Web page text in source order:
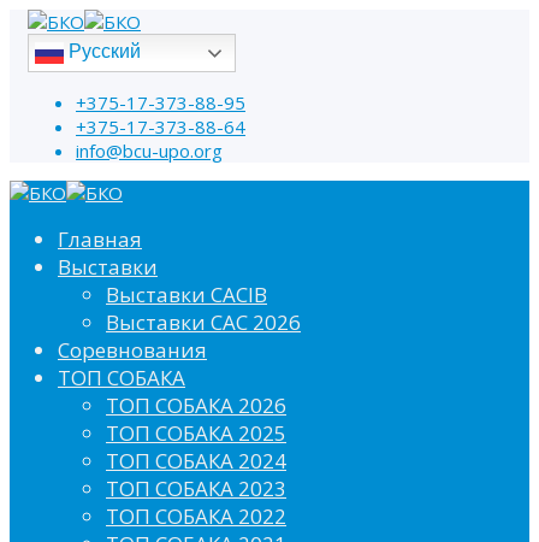
Русский
+375-17-373-88-95
+375-17-373-88-64
info@bcu-upo.org
Главная
Выставки
Выставки CACIB
Выставки САС 2026
Соревнования
ТОП СОБАКА
ТОП СОБАКА 2026
ТОП СОБАКА 2025
ТОП СОБАКА 2024
ТОП СОБАКА 2023
ТОП СОБАКА 2022